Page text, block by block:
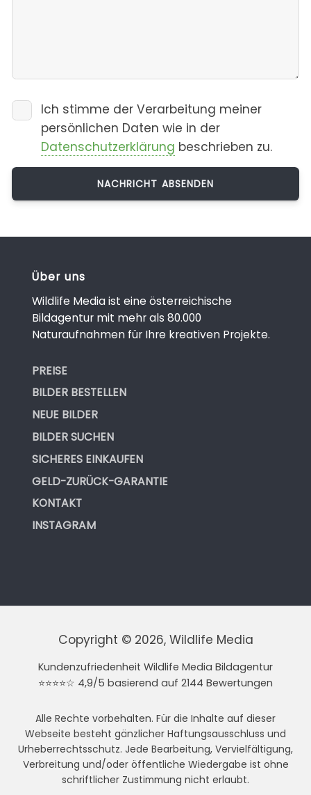
Ich stimme der Verarbeitung meiner
persönlichen Daten wie in der
Datenschutzerklärung beschrieben zu.
Über uns
Wildlife Media ist eine österreichische
Bildagentur mit mehr als 80.000
Naturaufnahmen für Ihre kreativen Projekte.
PREISE
BILDER BESTELLEN
NEUE BILDER
BILDER SUCHEN
SICHERES EINKAUFEN
GELD-ZURÜCK-GARANTIE
KONTAKT
INSTAGRAM
Copyright © 2026, Wildlife Media
Kundenzufriedenheit Wildlife Media Bildagentur
⭐⭐⭐⭐☆ 4,9/5 basierend auf 2144 Bewertungen
Alle Rechte vorbehalten. Für die Inhalte auf dieser
Webseite besteht gänzlicher Haftungsausschluss und
Urheberrechtsschutz. Jede Bearbeitung, Vervielfältigung,
Verbreitung und/oder öffentliche Wiedergabe ist ohne
schriftlicher Zustimmung nicht erlaubt.